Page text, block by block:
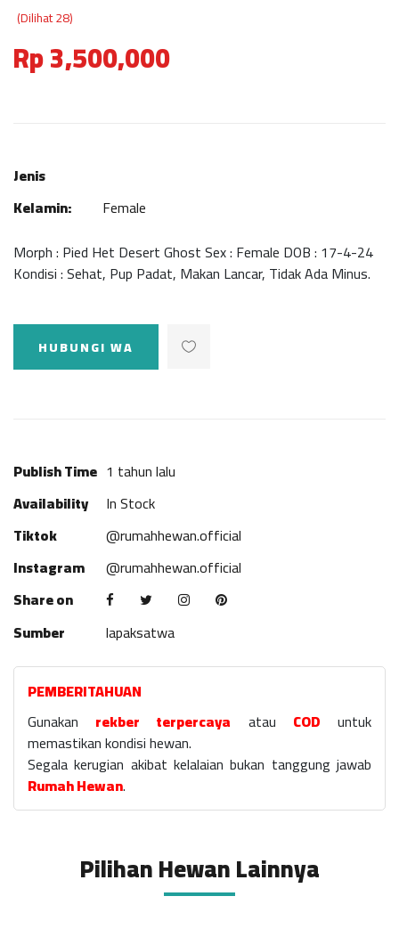
(Dilihat 28)
Rp 3,500,000
Jenis
Kelamin:
Female
Morph : Pied Het Desert Ghost Sex : Female DOB : 17-4-24
Kondisi : Sehat, Pup Padat, Makan Lancar, Tidak Ada Minus.
HUBUNGI WA
Publish Time 1 tahun lalu
Availability
In Stock
Tiktok
@rumahhewan.official
Instagram
@rumahhewan.official
Share on
Sumber
lapaksatwa
PEMBERITAHUAN
Gunakan rekber terpercaya atau COD untuk
memastikan kondisi hewan.
Segala kerugian akibat kelalaian bukan tanggung jawab
Rumah Hewan.
Pilihan Hewan Lainnya